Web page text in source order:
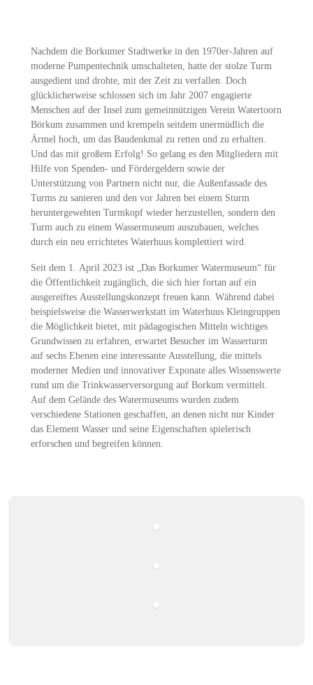
Nachdem die Borkumer Stadtwerke in den 1970er-Jahren auf
moderne Pumpentechnik umschalteten, hatte der stolze Turm
ausgedient und drohte, mit der Zeit zu verfallen. Doch
glücklicherweise schlossen sich im Jahr 2007 engagierte
Menschen auf der Insel zum gemeinnützigen Verein Watertoorn
Börkum zusammen und krempeln seitdem unermüdlich die
Ärmel hoch, um das Baudenkmal zu retten und zu erhalten.
Und das mit großem Erfolg! So gelang es den Mitgliedern mit
Hilfe von Spenden- und Fördergeldern sowie der
Unterstützung von Partnern nicht nur, die Außenfassade des
Turms zu sanieren und den vor Jahren bei einem Sturm
heruntergewehten Turmkopf wieder herzustellen, sondern den
Turm auch zu einem Wassermuseum auszubauen, welches
durch ein neu errichtetes Waterhuus komplettiert wird.
Seit dem 1. April 2023 ist „Das Borkumer Watermuseum“ für
die Öffentlichkeit zugänglich, die sich hier fortan auf ein
ausgereiftes Ausstellungskonzept freuen kann. Während dabei
beispielsweise die Wasserwerkstatt im Waterhuus Kleingruppen
die Möglichkeit bietet, mit pädagogischen Mitteln wichtiges
Grundwissen zu erfahren, erwartet Besucher im Wasserturm
auf sechs Ebenen eine interessante Ausstellung, die mittels
moderner Medien und innovativer Exponate alles Wissenswerte
rund um die Trinkwasserversorgung auf Borkum vermittelt.
Auf dem Gelände des Watermuseums wurden zudem
verschiedene Stationen geschaffen, an denen nicht nur Kinder
das Element Wasser und seine Eigenschaften spielerisch
erforschen und begreifen können.